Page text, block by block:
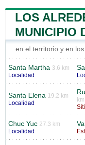
LOS
MUNICIPIO
en el territorio y en
Santa Martha 3.6 km
Localidad
Santa Elena 19.2 km
Localidad
km
Chuc Yuc 27.3 km
Localidad